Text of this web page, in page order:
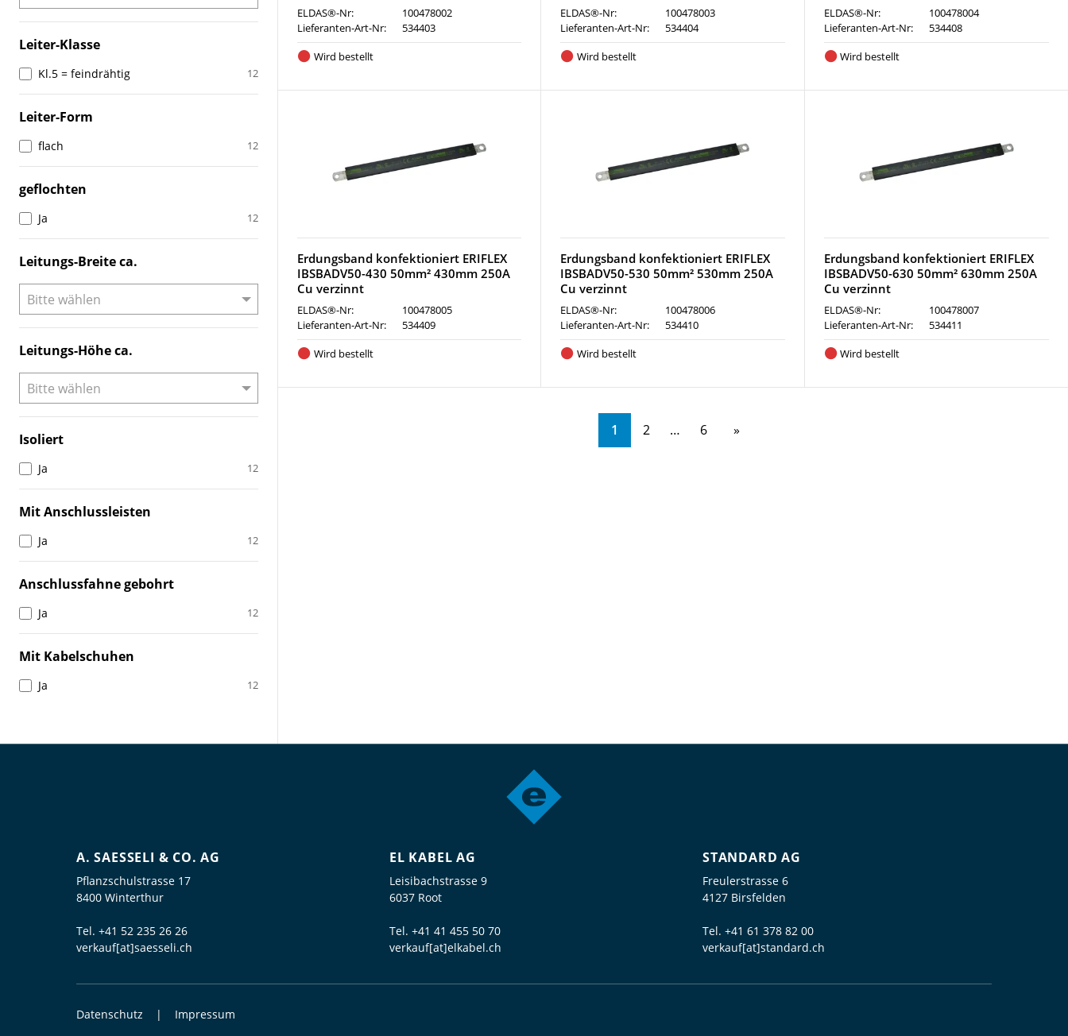
Leiter-Klasse
Kl.5 = feindrähtig 12
Leiter-Form
flach 12
geflochten
Ja 12
Leitungs-Breite ca.
Leitungs-Höhe ca.
Isoliert
Ja 12
Mit Anschlussleisten
Ja 12
Anschlussfahne gebohrt
Ja 12
Mit Kabelschuhen
Ja 12
ELDAS®-Nr:
100478002
Lieferanten-Art-Nr:
534403
Wird bestellt
ELDAS®-Nr:
100478003
Lieferanten-Art-Nr:
534404
Wird bestellt
ELDAS®-Nr:
100478004
Lieferanten-Art-Nr:
534408
Wird bestellt
Erdungsband konfektioniert ERIFLEX
IBSBADV50-430 50mm² 430mm 250A
Cu verzinnt
ELDAS®-Nr:
100478005
Lieferanten-Art-Nr:
534409
Wird bestellt
Erdungsband konfektioniert ERIFLEX
IBSBADV50-530 50mm² 530mm 250A
Cu verzinnt
ELDAS®-Nr:
100478006
Lieferanten-Art-Nr:
534410
Wird bestellt
Erdungsband konfektioniert ERIFLEX
IBSBADV50-630 50mm² 630mm 250A
Cu verzinnt
ELDAS®-Nr:
100478007
Lieferanten-Art-Nr:
534411
Wird bestellt
1 2 6
A. SAESSELI & CO. AG
Pflanzschulstrasse 17
8400 Winterthur
Tel. +41 52 235 26 26
verkauf[at]saesseli.ch
EL KABEL AG
Leisibachstrasse 9
6037 Root
Tel. +41 41 455 50 70
verkauf[at]elkabel.ch
STANDARD AG
Freulerstrasse 6
4127 Birsfelden
Tel. +41 61 378 82 00
verkauf[at]standard.ch
Datenschutz Impressum